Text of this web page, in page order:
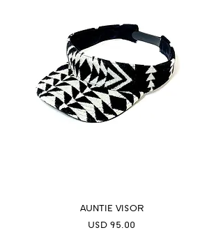
AUNTIE VISOR
Precio
USD 95.00